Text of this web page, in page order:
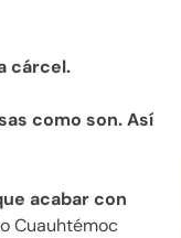
cárcel.
como son. Así
acabar con
Cuauhtémoc